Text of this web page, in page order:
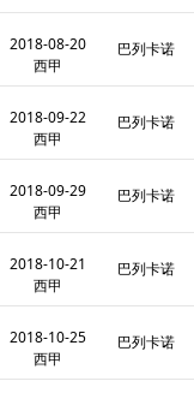
2018-08-20
西甲
巴列卡诺
2018-09-22
西甲
巴列卡诺
2018-09-29
西甲
巴列卡诺
2018-10-21
西甲
巴列卡诺
2018-10-25
西甲
巴列卡诺